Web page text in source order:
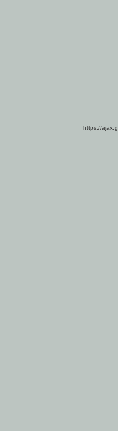
https://